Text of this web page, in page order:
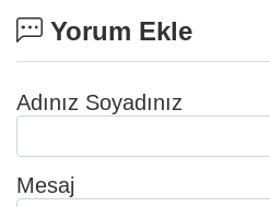
Yorum Ekle
Adınız Soyadınız
Mesaj